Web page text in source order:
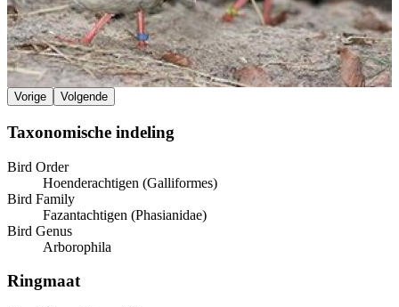
Vorige Volgende
Taxonomische indeling
Bird Order
Hoenderachtigen (Galliformes)
Bird Family
Fazantachtigen (Phasianidae)
Bird Genus
Arborophila
Ringmaat